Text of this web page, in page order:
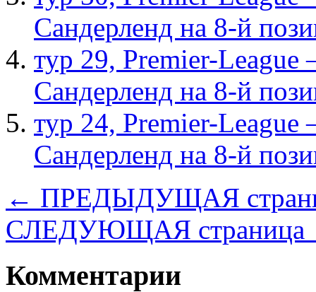
Сандерленд на 8-й
тур 29, Рremier-
Сандерленд на 8-й
тур 24, Рremier-
Сандерленд на 8-й
← ПРЕДЫДУЩАЯ
СЛЕДУЮЩАЯ
Комментарии